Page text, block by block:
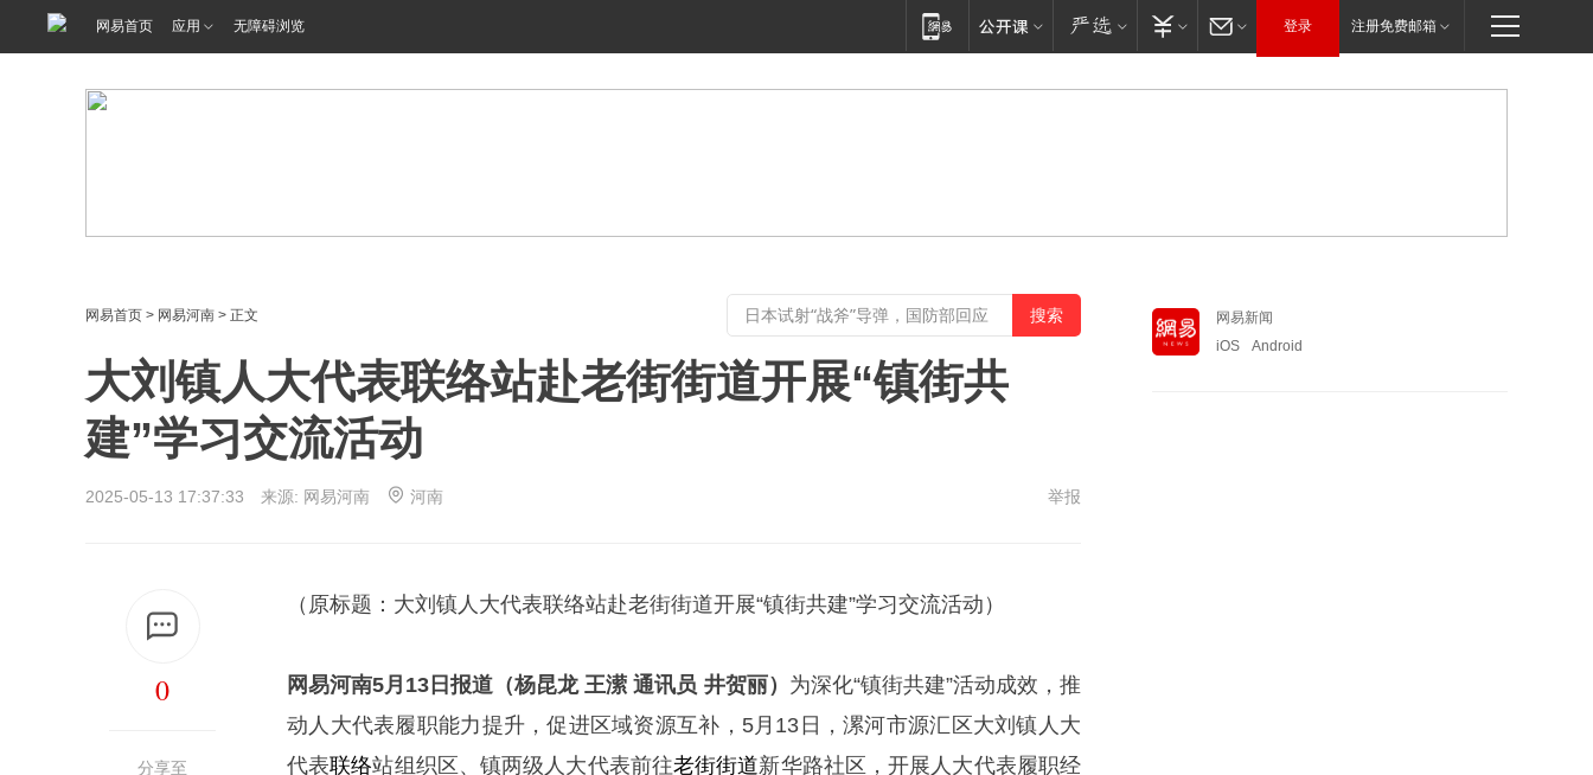
网易首页 应用 无障碍浏览 登录 注册免费邮箱
网易首页 > 网易河南 > 正文
大刘镇人大代表联络站赴老街街道开展“镇街共
建”学习交流活动
2025-05-13 17:37:33 来源: 网易河南 河南 举报
0
分享至
（原标题：大刘镇人大代表联络站赴老街街道开展“镇街共建”学习交流活动）
网易河南5月13日报道（杨昆龙 王潆 通讯员 井贺丽） 为深化“镇街共建”活动成效，推
动人大代表履职能力提升，促进区域资源互补，5月13日，漯河市源汇区大刘镇人大
代表联络站组织区、镇两级人大代表前往老街街道新华路社区，开展人大代表履职经
网易新闻
iOS
Android